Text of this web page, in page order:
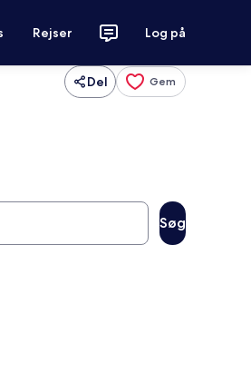
Rejser Log på
Del Gem
Søg